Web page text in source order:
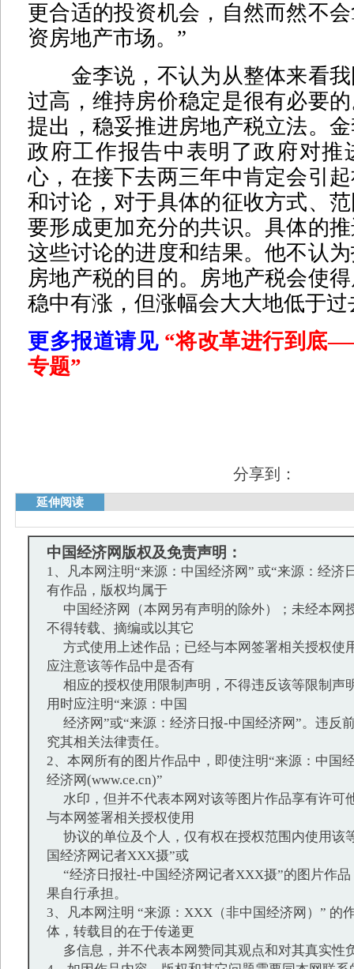
更合适的投资机会，自然而然不
资房地产市场。”
金李说，不认为从整体来看我
过高，维持房价稳定是很有必要
提出，稳妥推进房地产税立法。
政府工作报告中表明了政府对推
心，在接下去两三年中肯定会引
和讨论，对于具体的征收方式、
要形成更加充分的共识。具体的
这些讨论的进度和结果。他不认
房地产税的目的。房地产税会使
稳中有涨，但涨幅会大大地低于
更多报道请见 “将改革进行到底
专题”
分享到：
延伸阅读
中国经济网版权及免责声明：
1、凡本网注明“来源：中国经济网” 或“来源：经济
有作品，版权均属于
中国经济网（本网另有声明的除外）；未经本网
不得转载、摘编或以其它
方式使用上述作品；已经与本网签署相关授权使
应注意该等作品中是否有
相应的授权使用限制声明，不得违反该等限制声
用时应注明“来源：中国
经济网”或“来源：经济日报-中国经济网”。违反
究其相关法律责任。
2、本网所有的图片作品中，即使注明“来源：中国
经济网(www.ce.cn)”
水印，但并不代表本网对该等图片作品享有许可
与本网签署相关授权使用
协议的单位及个人，仅有权在授权范围内使用该
国经济网记者XXX摄”或
“经济日报社-中国经济网记者XXX摄”的图片作品
果自行承担。
3、凡本网注明 “来源：XXX（非中国经济网）” 的
体，转载目的在于传递更
多信息，并不代表本网赞同其观点和对其真实性